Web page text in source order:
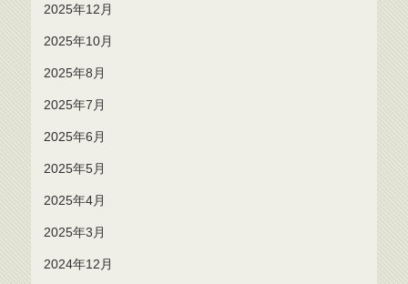
2025年12月
2025年10月
2025年8月
2025年7月
2025年6月
2025年5月
2025年4月
2025年3月
2024年12月